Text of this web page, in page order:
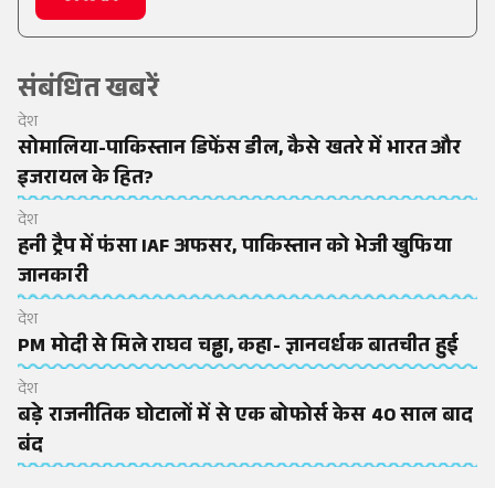
संबंधित खबरें
देश
सोमालिया-पाकिस्तान डिफेंस डील, कैसे खतरे में भारत और
इजरायल के हित?
देश
हनी ट्रैप में फंसा IAF अफसर, पाकिस्तान को भेजी खुफिया
जानकारी
देश
PM मोदी से मिले राघव चड्ढा, कहा- ज्ञानवर्धक बातचीत हुई
देश
बड़े राजनीतिक घोटालों में से एक बोफोर्स केस 40 साल बाद
बंद